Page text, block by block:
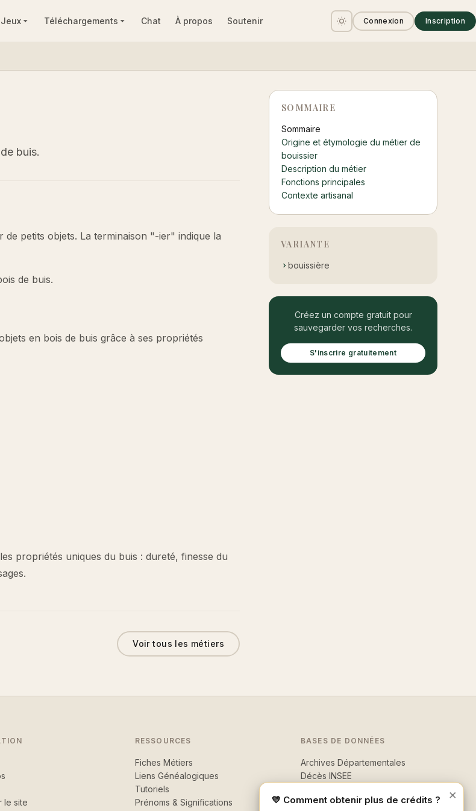
Jeux Téléchargements Chat À propos Soutenir Connexion Inscription
buis.
petits objets. La terminaison "-ier" indique la
de buis.
en bois de buis grâce à ses propriétés
propriétés uniques du buis : dureté, finesse du
Voir tous les métiers
SOMMAIRE
Sommaire
Origine et étymologie du métier de
bouissier
Description du métier
Fonctions principales
Contexte artisanal
VARIANTE
bouissière
Créez un compte gratuit pour
sauvegarder vos recherches.
S'inscrire gratuitement
le site
RESSOURCES
Fiches Métiers
Liens Généalogiques
Tutoriels
Prénoms & Significations
BASES DE DONNÉES
Archives Départementales
Décès INSEE
Recherche avancée
×
💛 Comment obtenir plus de crédits ?